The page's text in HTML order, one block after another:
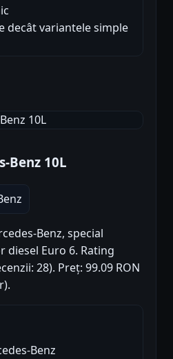
decât variantele simple
Benz 10L
Benz, special
Euro 6. Rating
28). Preț: 99.09 RON
Benz